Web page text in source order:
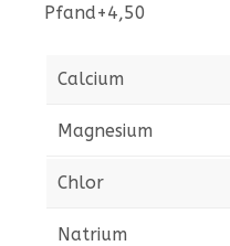
Pfand+4,50
Calcium
Magnesium
Chlor
Natrium